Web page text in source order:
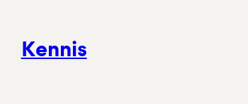
Kennis